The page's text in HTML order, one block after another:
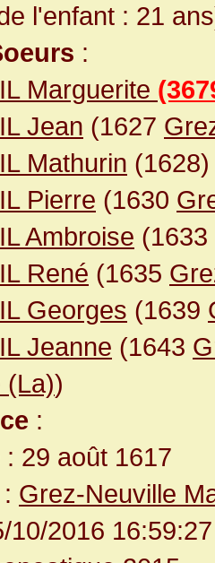
l'enfant : 21
:
Marguerite
Jean (1627
Mathurin (1628)
Pierre (1630
Ambroise (1633
René (1635
Georges (1639
Jeanne (1643
(La))
:
: 29 août 1617
: Grez-Neuville
10/2016 16:59:27